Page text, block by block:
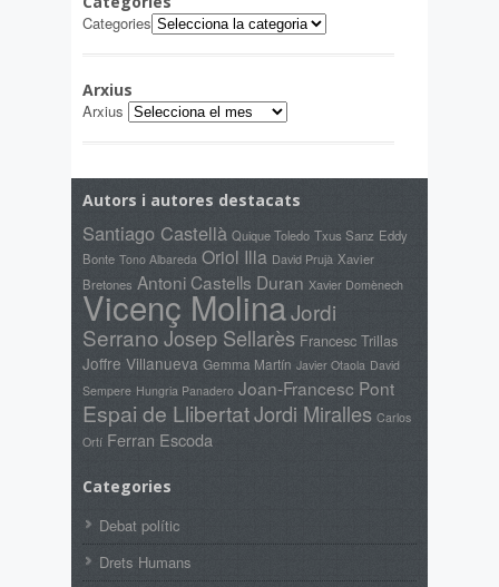
Categories
Arxius
Arxius
Autors i autores destacats
Santiago Castellà Quique Toledo Txus Sanz Eddy
Bonte Tono Albareda Oriol Illa David Prujà Xavier
Bretones Antoni Castells Duran Xavier Domènech
Vicenç MolinaJordi
SerranoJosep Sellarès Francesc Trillas
Joffre Villanueva Gemma Martín Javier Otaola David
Sempere Hungria Panadero Joan-Francesc Pont
Espai de LlibertatJordi Miralles Carlos
Ortí Ferran Escoda
Categories
Debat polític
Drets Humans